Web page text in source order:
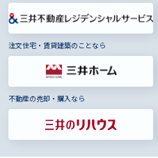
注文住宅・賃貸建築のことなら
不動産の売却・購入なら